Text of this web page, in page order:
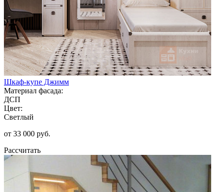
Шкаф-купе Джимм
Материал фасада:
ДСП
Цвет:
Светлый
от 33 000 руб.
Рассчитать